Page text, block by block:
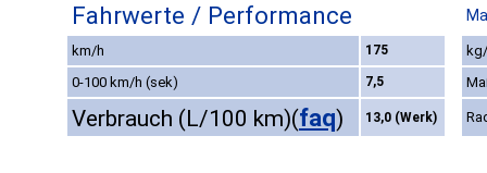
Fahrwerte / Performance
km/h 175
0-100 km/h (sek)
7,5
Verbrauch (L/100 km)(faq) 13,0 (Werk)